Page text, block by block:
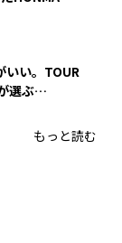
いい。TOUR
選ぶ
もっと読む